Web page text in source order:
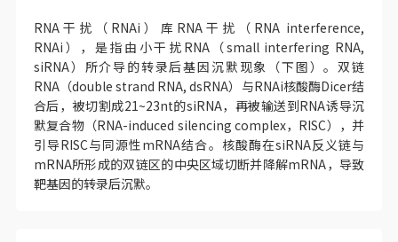
RNA干扰（RNAi）库RNA干扰（RNA interference,
RNAi），是指由小干扰RNA（small interfering RNA,
siRNA）所介导的转录后基因沉默现象（下图）。双链
RNA（double strand RNA, dsRNA）与RNAi核酸酶Dicer结
合后，被切割成21~23nt的siRNA，再被输送到RNA诱导沉
默复合物（RNA-induced silencing complex，RISC），并
引导RISC与同源性mRNA结合。核酸酶在siRNA反义链与
mRNA所形成的双链区的中央区域切断并降解mRNA，导致
靶基因的转录后沉默。